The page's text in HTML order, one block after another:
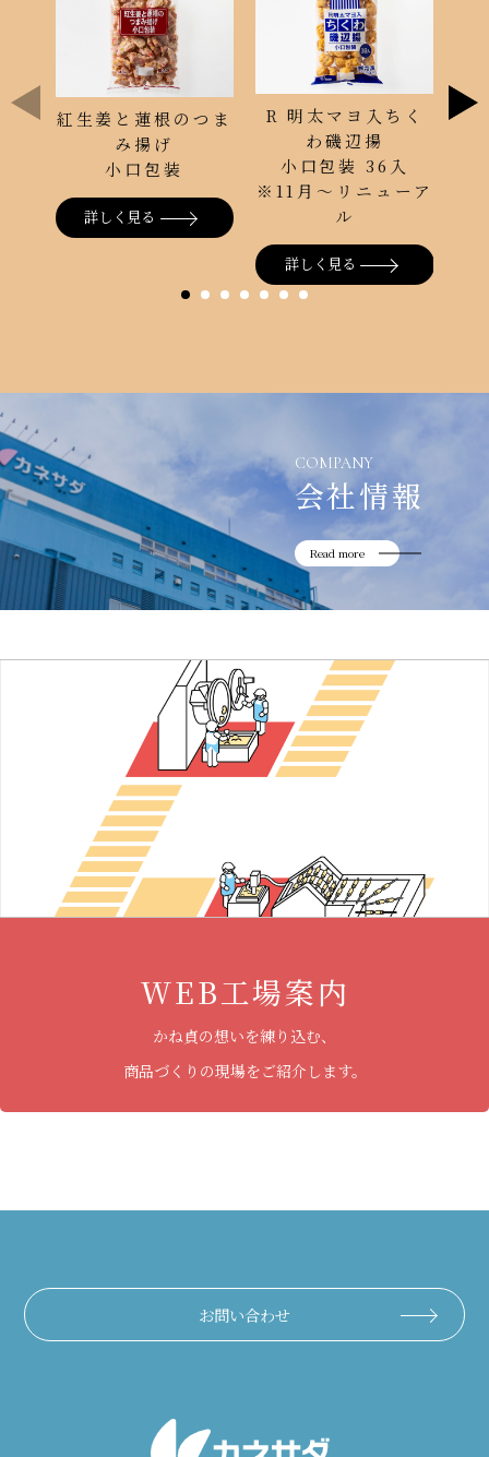
紅生姜と蓮根のつま
み揚げ
小口包装
詳しく見る
R 明太マヨ入ちく
わ磯辺揚
小口包装 36入
※11月～リニューア
ル
詳しく見る
M
COMPANY
会社情報
Read more
WEB工場案内
かね貞の想いを練り込む、
商品づくりの現場をご紹介します。
お問い合わせ